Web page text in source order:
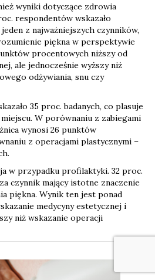
wyniki dotyczące zdrowia
respondentów wskazało
z najważniejszych czynników,
piękna w perspektywie
procentowych niższy od
ale jednocześnie wyższy niż
odżywiania, snu czy
35 proc. badanych, co plasuje
W porównaniu z zabiegami
wynosi 26 punktów
z operacjami plastycznymi –
w przypadku profilaktyki. 32 proc.
czynnik mający istotne znaczenie
piękna. Wynik ten jest ponad
medycyny estetycznej i
niż wskazanie operacji